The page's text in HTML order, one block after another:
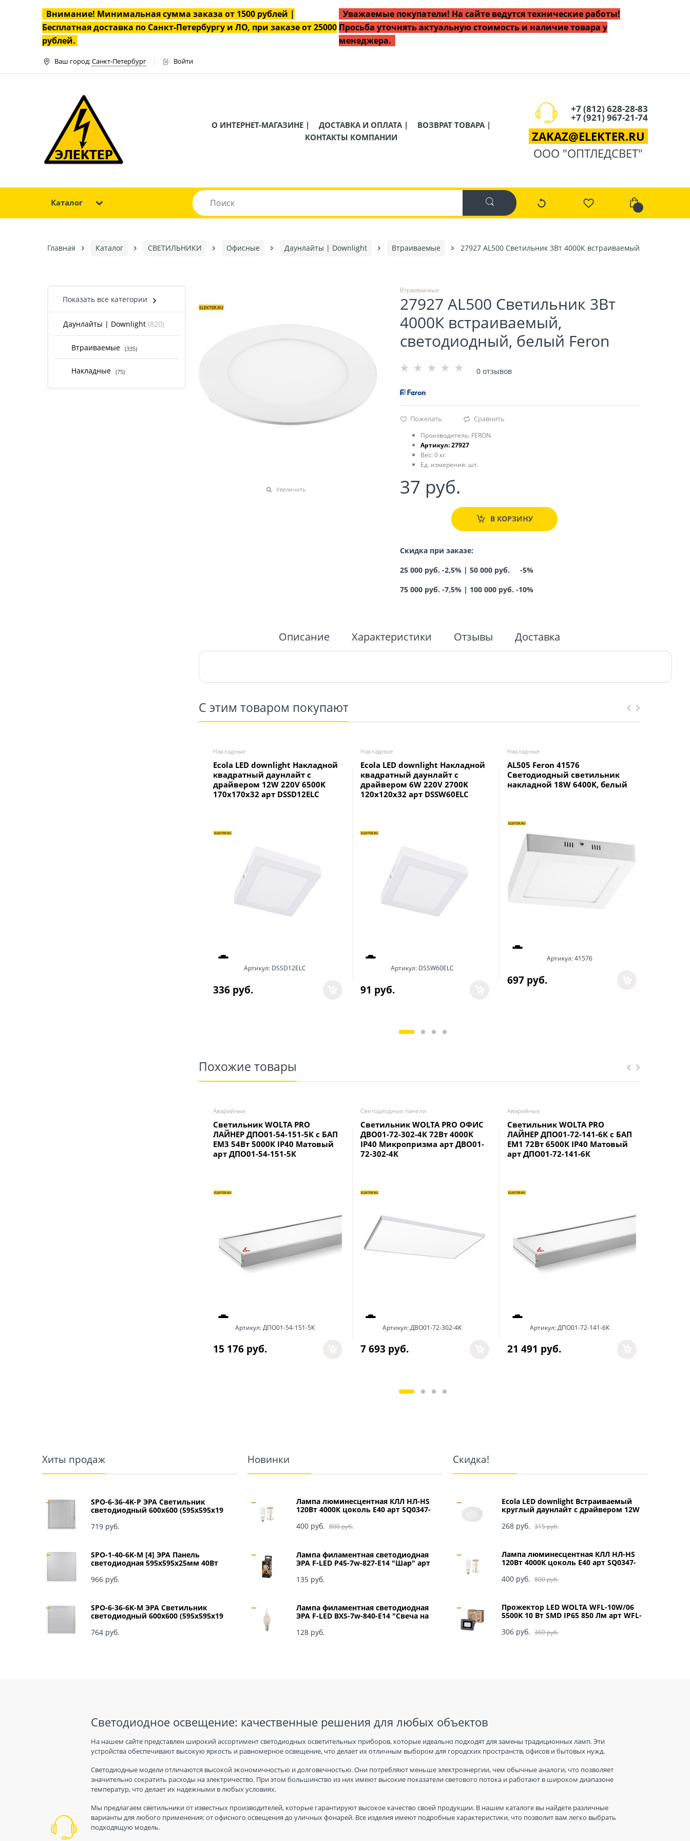
Внимание! Минимальная сумма заказа от 1500 рублей |
Бесплатная доставка по Санкт-Петербургу и ЛО, при заказе от 25000
рублей.
Уважаемые покупатели! На сайте ведутся технические работы!
Просьба уточнять актуальную стоимость и наличие товара у
менеджера.
Ваш город:Санкт-Петербург Войти
О ИНТЕРНЕТ-МАГАЗИНЕ | ДОСТАВКА И ОПЛАТА |
ВОЗВРАТ ТОВАРА |
КОНТАКТЫ КОМПАНИИ
+7 (812) 628-28-83
+7 (921) 967-21-74
ZAKAZ@ELEKTER.RU
ООО "ОПТЛЕДСВЕТ"
Каталог
Главная Каталог СВЕТИЛЬНИКИ Офисные Даунлайты | Downlight Втраиваемые 27927 AL500 Cветильник 3Вт 4000К встраиваемый,
Показать все категории
Даунлайты | Downlight (820)
Втраиваемые (335)
Накладные (75)
Увеличить
Втраиваемые
27927 AL500 Cветильник 3Вт
4000К встраиваемый,
cветодиодный, белый Feron
0 отзывов
Пожелать Сравнить
Производитель: FERON
Артикул:27927
Вес: 0 кг.
Ед. измерения: шт.
37 руб.
В КОРЗИНУ
Скидка при заказе:
25 000 руб. -2,5% | 50 000 руб. -5%
75 000 руб. -7,5%| 100 000 руб. -10%
Описание Характеристики Отзывы Доставка
С этим товаром покупают
Накладные
Ecola LED downlight Накладной
квадратный даунлайт с
драйвером 12W 220V 6500K
170x170x32 арт DSSD12ELC
Артикул: DSSD12ELC
336 руб.
Накладные
Ecola LED downlight Накладной
квадратный даунлайт с
драйвером 6W 220V 2700K
120x120x32 арт DSSW60ELC
Артикул: DSSW60ELC
91 руб.
Накладные
AL505 Feron 41576
Светодиодный светильник
накладной 18W 6400K, белый
Артикул:41576
697 руб.
Похожие товары
Аварийные
Светильник WOLTA PRO
ЛАЙНЕР ДПО01-54-151-5К с БАП
EM3 54Вт 5000К IP40 Матовый
арт ДПО01-54-151-5К
Артикул:ДПО01-54-151-5К
15 176 руб.
Светодиодные панели
Светильник WOLTA PRO ОФИС
ДВО01-72-302-4К 72Вт 4000К
IP40 Микропризма арт ДВО01-
72-302-4К
Артикул:ДВО01-72-302-4К
7 693 руб.
Аварийные
Светильник WOLTA PRO
ЛАЙНЕР ДПО01-72-141-6К с БАП
EM1 72Вт 6500К IP40 Матовый
арт ДПО01-72-141-6К
Артикул:ДПО01-72-141-6К
21 491 руб.
Хиты продаж
SPO-6-36-4K-P ЭРА Светильник
светодиодный 600х600 (595x595x19
Призма Б0039057
719 руб.
SPO-1-40-6K-M [4] ЭРА Панель
светодиодная 595x595x25мм 40Вт
966 руб.
SPO-6-36-6K-M ЭРА Светильник
светодиодный 600х600 (595x595x19
Матовый Б0039318
764 руб.
Новинки
Лампа люминесцентная КЛЛ НЛ-HS
120Вт 4000К цоколь Е40 арт SQ0347-
800 руб.
400 руб.
Лампа филаментная светодиодная
ЭРА F-LED P45-7w-827-E14 "Шар" арт
135 руб.
Лампа филаментная светодиодная
ЭРА F-LED BXS-7w-840-E14 "Свеча на
128 руб.
Скидка!
Ecola LED downlight Встраиваемый
круглый даунлайт с драйвером 12W
315 руб.
268 руб.
Лампа люминесцентная КЛЛ НЛ-HS
120Вт 4000К цоколь Е40 арт SQ0347-
800 руб.
400 руб.
Прожектор LED WOLTA WFL-10W/06
5500K 10 Вт SMD IP65 850 Лм арт WFL-
360 руб.
306 руб.
Светодиодное освещение: качественные решения для любых объектов
На нашем сайте представлен широкий ассортимент светодиодных осветительных приборов, которые идеально подходят для замены традиционных ламп. Эти
устройства обеспечивают высокую яркость и равномерное освещение, что делает их отличным выбором для городских пространств, офисов и бытовых нужд.
Светодиодные модели отличаются высокой экономичностью и долговечностью. Они потребляют меньше электроэнергии, чем обычные аналоги, что позволяет
значительно сократить расходы на электричество. При этом большинство из них имеют высокие показатели светового потока и работают в широком диапазоне
температур, что делает их надежными в любых условиях.
Мы предлагаем светильники от известных производителей, которые гарантируют высокое качество своей продукции. В нашем каталоге вы найдете различные
варианты для любого применения: от офисного освещения до уличных фонарей. Все изделия имеют подробные характеристики, что позволит вам легко выбрать
подходящую модель.